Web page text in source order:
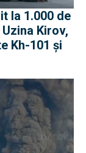
la 1.000 de
Kirov,